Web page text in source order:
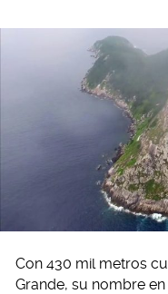
Con 430 mil metros
Grande, su nombre